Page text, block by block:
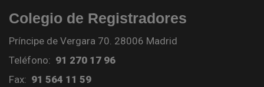
Colegio de Registradores
Príncipe de Vergara 70. 28006 Madrid
Teléfono: 91 270 17 96
Fax: 91 564 11 59